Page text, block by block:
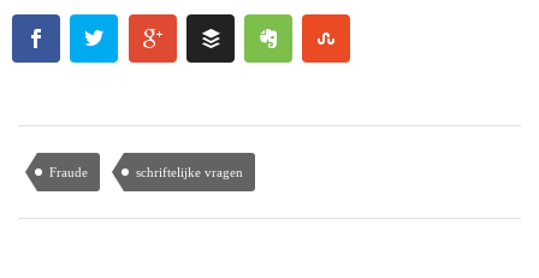
Fraude schriftelijke vragen